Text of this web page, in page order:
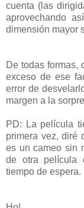
cuenta (las
aprovechando
dimensión mayor
De todas formas,
exceso de ese
error de
margen a la
PD: La película
primera vez, diré
es un cameo sin
de otra película
tiempo de espera.